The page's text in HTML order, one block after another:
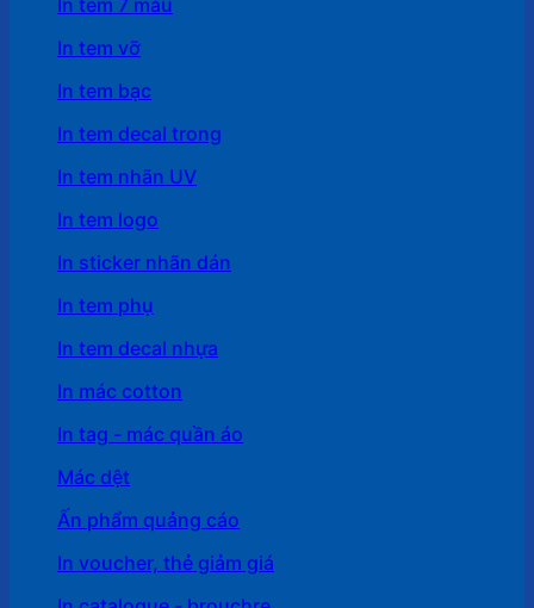
In tem vỡ
In tem bạc
In tem decal trong
In tem nhãn UV
In tem logo
In sticker nhãn dán
In tem phụ
In tem decal nhựa
In mác cotton
In tag - mác quần áo
Mác dệt
Ấn phẩm quảng cáo
In voucher, thẻ giảm giá